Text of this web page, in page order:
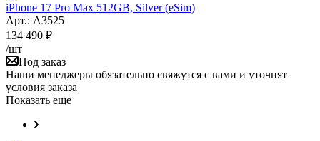
iPhone 17 Pro Max 512GB, Silver (eSim)
Арт.: A3525
134 490 ₽
/шт
Под заказ
Наши менеджеры обязательно свяжутся с вами и уточнят
условия заказа
Показать еще